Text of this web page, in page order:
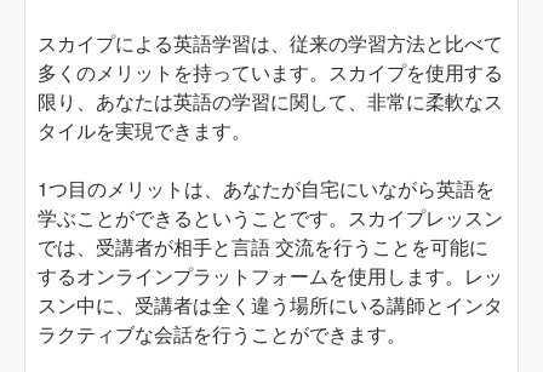
スカイプによる英語学習は、従来の学習方法と比べて
多くのメリットを持っています。スカイプを使用する
限り、あなたは英語の学習に関して、非常に柔軟なス
タイルを実現できます。
1つ目のメリットは、あなたが自宅にいながら英語を
学ぶことができるということです。スカイプレッスン
では、受講者が相手と言語 交流を行うことを可能に
するオンラインプラットフォームを使用します。レッ
スン中に、受講者は全く違う場所にいる講師とインタ
ラクティブな会話を行うことができます。